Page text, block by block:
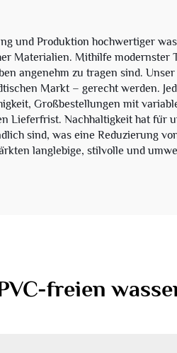
und Produktion hochwertiger
Materialien. Mithilfe modernster
angenehm zu tragen sind.
Markt – gerecht werden.
Großbestellungen mit
Nachhaltigkeit hat für
sind, was eine Reduzierung
langlebige, stilvolle und
freien